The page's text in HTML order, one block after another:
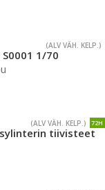
(ALV VÄH. KELP.)
1/70
72H
(ALV VÄH. KELP.)
tiivisteet